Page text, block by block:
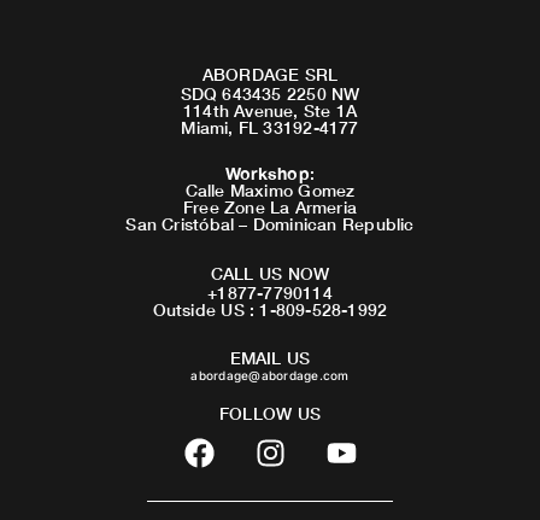
ABORDAGE SRL
SDQ 643435 2250 NW
114th Avenue, Ste 1A
Miami, FL 33192-4177
Workshop:
Calle Maximo Gomez
Free Zone La Armeria
San Cristóbal – Dominican Republic
CALL US NOW
+1877-7790114
Outside US : 1-809-528-1992
EMAIL US
abordage@abordage.com
FOLLOW US
F
a
c
I
n
s
Y
o
u